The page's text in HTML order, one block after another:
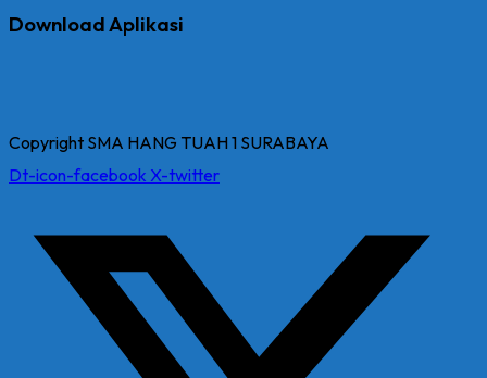
Download Aplikasi
Copyright SMA HANG TUAH 1 SURABAYA
Dt-icon-facebook X-twitter